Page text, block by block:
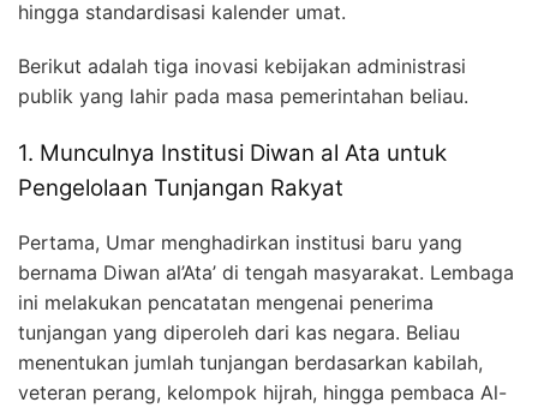
hingga standardisasi kalender umat.
Berikut adalah tiga inovasi kebijakan administrasi
publik yang lahir pada masa pemerintahan beliau.
1. Munculnya Institusi Diwan al Ata untuk
Pengelolaan Tunjangan Rakyat
Pertama, Umar menghadirkan institusi baru yang
bernama Diwan al’Ata’ di tengah masyarakat. Lembaga
ini melakukan pencatatan mengenai penerima
tunjangan yang diperoleh dari kas negara. Beliau
menentukan jumlah tunjangan berdasarkan kabilah,
veteran perang, kelompok hijrah, hingga pembaca Al-